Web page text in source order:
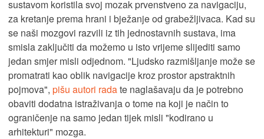
sustavom koristila svoj mozak prvenstveno za navigaciju,
za kretanje prema hrani i bježanje od grabežljivaca. Kad su
se naši mozgovi razvili iz tih jednostavnih sustava, ima
smisla zaključiti da možemo u isto vrijeme slijediti samo
jedan smjer misli odjednom. "Ljudsko razmišljanje može se
promatrati kao oblik navigacije kroz prostor apstraktnih
pojmova", pišu autori radate naglašavaju da je potrebno
obaviti dodatna istraživanja o tome na koji je način to
ograničenje na samo jedan tijek misli "kodirano u
arhitekturi" mozga.